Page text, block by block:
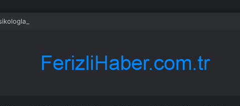
göre özgüveni düşük insanların ağzından düşürmediği 10 cümle